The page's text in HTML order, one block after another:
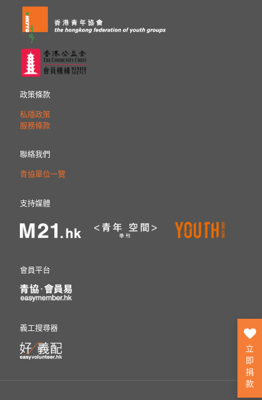
政策條款
私隱政策
服務條款
聯絡我們
青協單位一覽
支持媒體
會員平台
義工搜尋器
立
即
捐
款